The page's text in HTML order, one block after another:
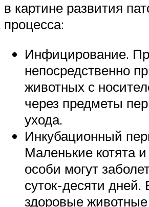
в картине развития
процесса:
Инфицирование.
непосредственно
животных с
через предметы
ухода.
Инкубационный
Маленькие котята
особи могут
суток-десяти дней.
здоровые животные